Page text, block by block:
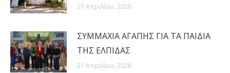
27 Απριλίου, 2026
ΣΥΜΜΑΧΙΑ ΑΓΑΠΗΣ ΓΙΑ ΤΑ ΠΑΙΔΙΑ
ΤΗΣ ΕΛΠΙΔΑΣ
21 Απριλίου, 2026